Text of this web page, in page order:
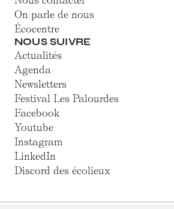
On parle de nous
Écocentre
NOUS SUIVRE
Actualités
Agenda
Newsletters
Festival Les Palourdes
Facebook
Youtube
Instagram
LinkedIn
Discord des écolieux